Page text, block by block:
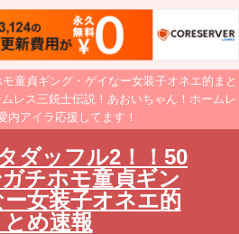
童貞ギング・ゲイなー女装子オネエ的まと
レス三銃士伝説！あおいちゃん！ホームレ
内アイラ応援してます！
ダッフル2！！50
チホモ童貞ギン
女装子オネエ的
とめ速報